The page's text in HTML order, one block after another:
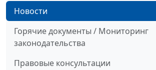
Новости
Горячие документы / Мониторинг
законодательства
Правовые консультации